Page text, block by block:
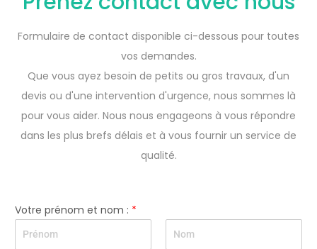
Formulaire de contact disponible ci-dessous pour toutes
vos demandes.
Que vous ayez besoin de petits ou gros travaux, d'un
devis ou d'une intervention d'urgence, nous sommes là
pour vous aider. Nous nous engageons à vous répondre
dans les plus brefs délais et à vous fournir un service de
Votre prénom et nom :